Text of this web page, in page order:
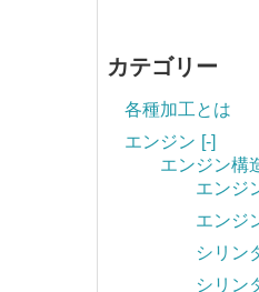
カテゴリー
各種加工とは
エンジン [-]
エンジン構
エンジ
エンジ
シリン
シリン